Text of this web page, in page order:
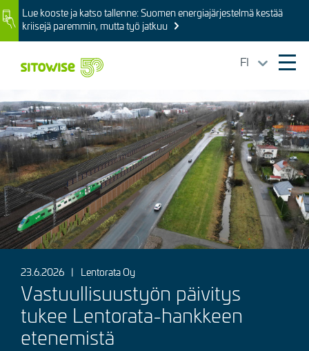
Skip
to
main
ImageLue kooste ja katso tallenne: Suomen energiajärjestelmä kestää
kriisejä paremmin, mutta työ jatkuu
FI
Kuva
23.6.2026 | Lentorata Oy
Vastuullisuustyön päivitys
tukee Lentorata-hankkeen
etenemistä